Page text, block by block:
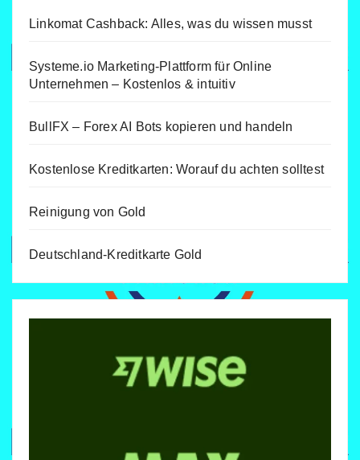
Linkomat Cashback: Alles, was du wissen musst
Systeme.io Marketing-Plattform für Online
Unternehmen – Kostenlos & intuitiv
BullFX – Forex AI Bots kopieren und handeln
Kostenlose Kreditkarten: Worauf du achten solltest
Reinigung von Gold
Deutschland-Kreditkarte Gold